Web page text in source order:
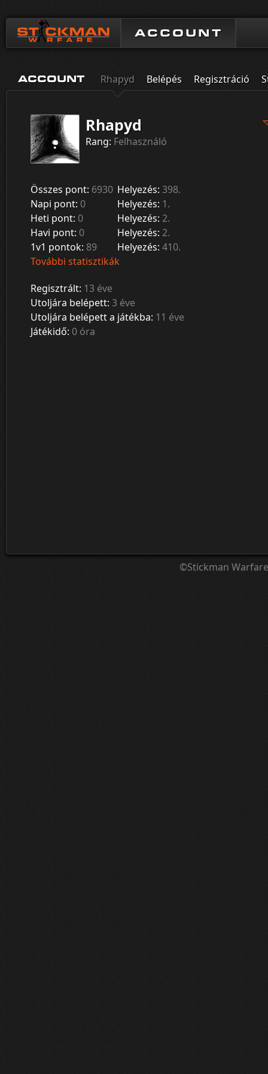
ACCOUNT
ACCOUNT Rhapyd Belépés Regisztráció
Rhapyd
Rang: Felhasználó
Összes pont: 6930 Helyezés: 398.
Napi pont: 0 Helyezés: 1.
Heti pont: 0 Helyezés: 2.
Havi pont: 0 Helyezés: 2.
1v1 pontok: 89 Helyezés: 410.
További statisztikák
Regisztrált: 13 éve
Utoljára belépett: 3 éve
Utoljára belépett a játékba: 11 éve
Játékidő: 0 óra
©Stickman Warfare